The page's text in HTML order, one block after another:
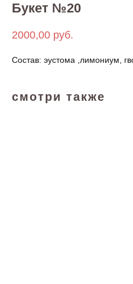
Букет №20
2000,00 руб.
Состав: эустома ,лимониум,
смотри также